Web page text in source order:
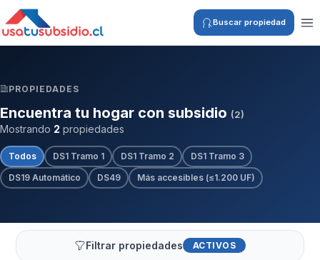
Buscar propiedad
PROPIEDADES
Encuentra tu hogar con subsidio (2)
Mostrando 2 propiedades
Todos DS1 Tramo 1 DS1 Tramo 2
DS1 Tramo 3
DS19 Automático
DS49 Más accesibles (≤1.200 UF)
Filtrar propiedades ACTIVOS